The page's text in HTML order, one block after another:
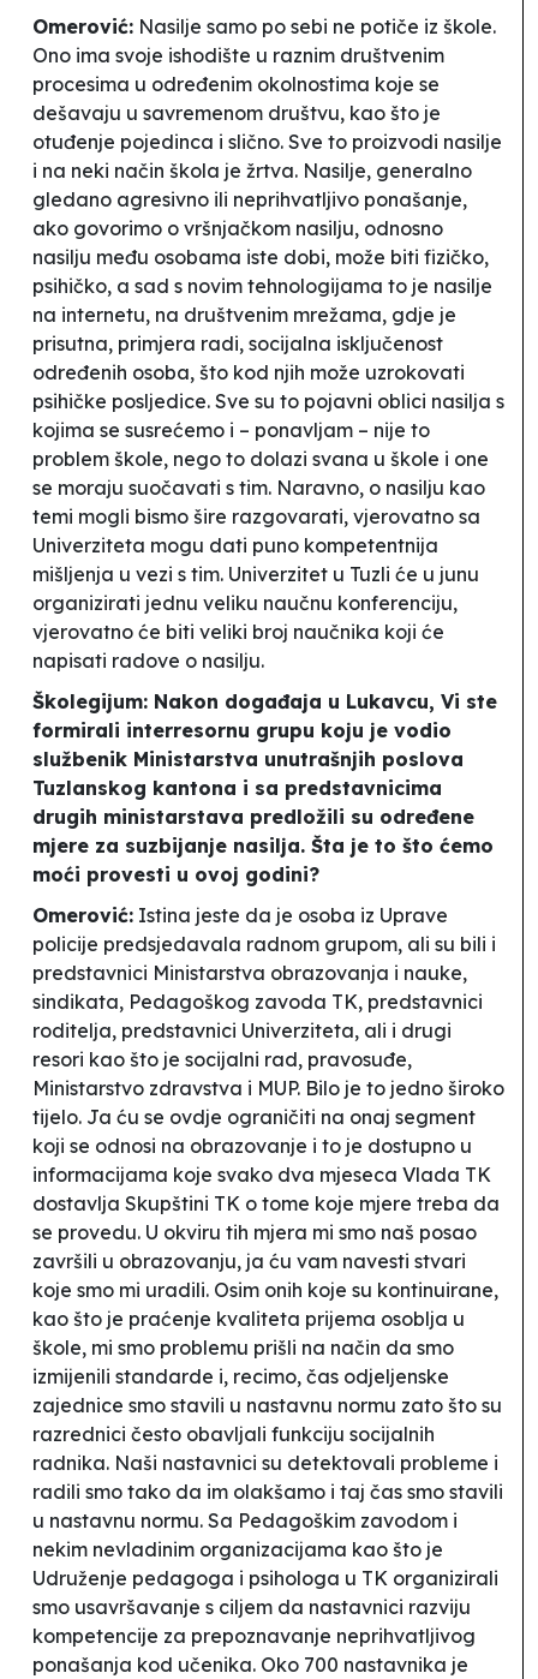
Omerović: Nasilje samo po sebi ne potiče iz škole.
Ono ima svoje ishodište u raznim društvenim
procesima u određenim okolnostima koje se
dešavaju u savremenom društvu, kao što je
otuđenje pojedinca i slično. Sve to proizvodi nasilje
i na neki način škola je žrtva. Nasilje, generalno
gledano agresivno ili neprihvatljivo ponašanje,
ako govorimo o vršnjačkom nasilju, odnosno
nasilju među osobama iste dobi, može biti fizičko,
psihičko, a sad s novim tehnologijama to je nasilje
na internetu, na društvenim mrežama, gdje je
prisutna, primjera radi, socijalna isključenost
određenih osoba, što kod njih može uzrokovati
psihičke posljedice. Sve su to pojavni oblici nasilja s
kojima se susrećemo i – ponavljam – nije to
problem škole, nego to dolazi svana u škole i one
se moraju suočavati s tim. Naravno, o nasilju kao
temi mogli bismo šire razgovarati, vjerovatno sa
Univerziteta mogu dati puno kompetentnija
mišljenja u vezi s tim. Univerzitet u Tuzli će u junu
organizirati jednu veliku naučnu konferenciju,
vjerovatno će biti veliki broj naučnika koji će
napisati radove o nasilju.
Školegijum: Nakon događaja u Lukavcu, Vi ste
formirali interresornu grupu koju je vodio
službenik Ministarstva unutrašnjih poslova
Tuzlanskog kantona i sa predstavnicima
drugih ministarstava predložili su određene
mjere za suzbijanje nasilja. Šta je to što ćemo
moći provesti u ovoj godini?
Omerović: Istina jeste da je osoba iz Uprave
policije predsjedavala radnom grupom, ali su bili i
predstavnici Ministarstva obrazovanja i nauke,
sindikata, Pedagoškog zavoda TK, predstavnici
roditelja, predstavnici Univerziteta, ali i drugi
resori kao što je socijalni rad, pravosuđe,
Ministarstvo zdravstva i MUP. Bilo je to jedno široko
tijelo. Ja ću se ovdje ograničiti na onaj segment
koji se odnosi na obrazovanje i to je dostupno u
informacijama koje svako dva mjeseca Vlada TK
dostavlja Skupštini TK o tome koje mjere treba da
se provedu. U okviru tih mjera mi smo naš posao
završili u obrazovanju, ja ću vam navesti stvari
koje smo mi uradili. Osim onih koje su kontinuirane,
kao što je praćenje kvaliteta prijema osoblja u
škole, mi smo problemu prišli na način da smo
izmijenili standarde i, recimo, čas odjeljenske
zajednice smo stavili u nastavnu normu zato što su
razrednici često obavljali funkciju socijalnih
radnika. Naši nastavnici su detektovali probleme i
radili smo tako da im olakšamo i taj čas smo stavili
u nastavnu normu. Sa Pedagoškim zavodom i
nekim nevladinim organizacijama kao što je
Udruženje pedagoga i psihologa u TK organizirali
smo usavršavanje s ciljem da nastavnici razviju
kompetencije za prepoznavanje neprihvatljivog
ponašanja kod učenika. Oko 700 nastavnika je